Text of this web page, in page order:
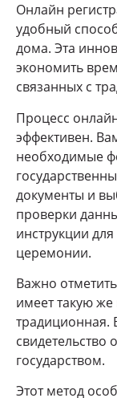
Онлайн
удобный
дома. Эта
экономить
связанных с
Процесс
эффективен.
необходимые
документы и
проверки
инструкции
церемонии.
Важно
имеет такую
традиционная.
свидетельство
государством.
Этот метод